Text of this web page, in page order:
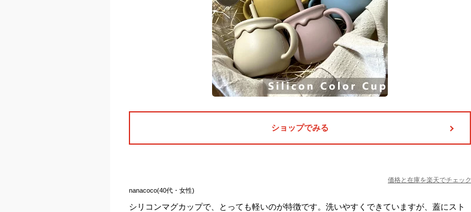
ショップでみる
価格と在庫を楽天でチェック
nanacoco(40代・女性)
シリコンマグカップで、とっても軽いのが特徴です。洗いやすくできていますが、蓋にスト